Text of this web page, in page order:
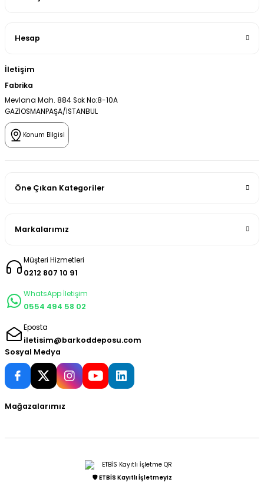
Hesap
İletişim
Fabrika
Mevlana Mah. 884 Sok No:8-10A
GAZİOSMANPAŞA/İSTANBUL
Konum Bilgisi
Öne Çıkan Kategoriler
Markalarımız
Müşteri Hizmetleri
0212 807 10 91
WhatsApp İletişim
0554 494 58 02
Eposta
iletisim@barkoddeposu.com
Sosyal Medya
Mağazalarımız
🛡️ ETBİS Kayıtlı İşletmeyiz